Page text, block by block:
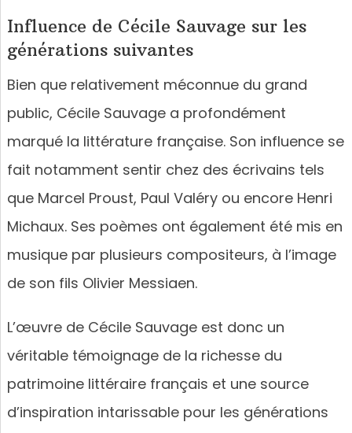
Influence de Cécile Sauvage sur les
générations suivantes
Bien que relativement méconnue du grand
public, Cécile Sauvage a profondément
marqué la littérature française. Son influence se
fait notamment sentir chez des écrivains tels
que Marcel Proust, Paul Valéry ou encore Henri
Michaux. Ses poèmes ont également été mis en
musique par plusieurs compositeurs, à l’image
de son fils Olivier Messiaen.
L’œuvre de Cécile Sauvage est donc un
véritable témoignage de la richesse du
patrimoine littéraire français et une source
d’inspiration intarissable pour les générations